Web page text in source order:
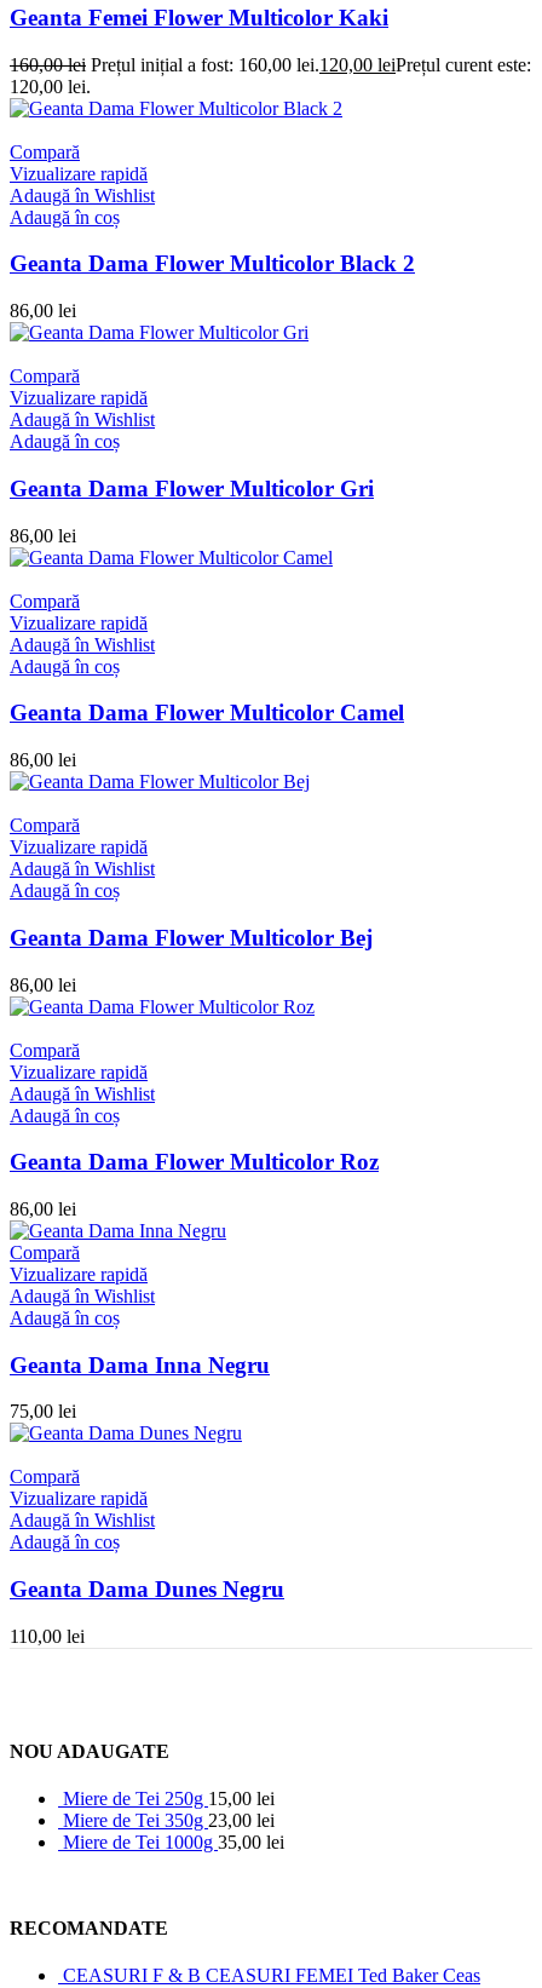
Geanta Femei Flower Multicolor Kaki
160,00lei Prețul inițial a fost: 160,00 lei.120,00 leiPrețul curent este:
120,00 lei.
Compară
Vizualizare rapidă
Adaugă în Wishlist
Adaugă în coș
Geanta Dama Flower Multicolor Black 2
86,00 lei
Compară
Vizualizare rapidă
Adaugă în Wishlist
Adaugă în coș
Geanta Dama Flower Multicolor Gri
86,00 lei
Compară
Vizualizare rapidă
Adaugă în Wishlist
Adaugă în coș
Geanta Dama Flower Multicolor Camel
86,00 lei
Compară
Vizualizare rapidă
Adaugă în Wishlist
Adaugă în coș
Geanta Dama Flower Multicolor Bej
86,00 lei
Compară
Vizualizare rapidă
Adaugă în Wishlist
Adaugă în coș
Geanta Dama Flower Multicolor Roz
86,00 lei
Compară
Vizualizare rapidă
Adaugă în Wishlist
Adaugă în coș
Geanta Dama Inna Negru
75,00 lei
Compară
Vizualizare rapidă
Adaugă în Wishlist
Adaugă în coș
Geanta Dama Dunes Negru
110,00 lei
NOU ADAUGATE
Miere de Tei 250g 15,00 lei
Miere de Tei 350g 23,00 lei
Miere de Tei 1000g 35,00 lei
RECOMANDATE
CEASURI F & B CEASURI FEMEI Ted Baker Ceas